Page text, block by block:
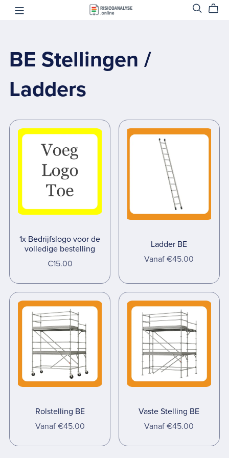
BE Stellingen /
Ladders
1x Bedrijfslogo voor de
volledige bestelling
€15.00
Ladder BE
Vanaf €45.00
Rolstelling BE
Vanaf €45.00
Vaste Stelling BE
Vanaf €45.00